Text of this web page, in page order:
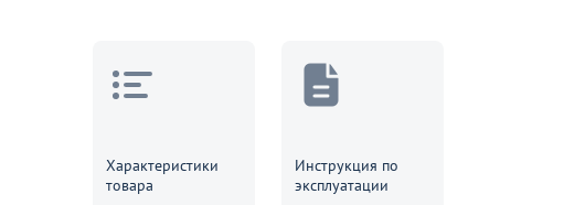
Характеристики
товара
Инструкция по
эксплуатации